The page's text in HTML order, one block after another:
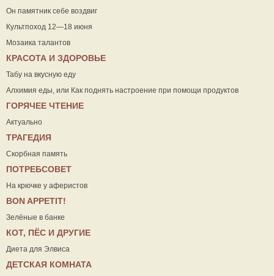
Он памятник себе воздвиг
Культпоход 12—18 июня
Мозаика талантов
КРАСОТА И ЗДОРОВЬЕ
Табу на вкусную еду
Алхимия еды, или Как поднять настроение при помощи продуктов
ГОРЯЧЕЕ ЧТЕНИЕ
Актуально
ТРАГЕДИЯ
Скорбная память
ПОТРЕБСОВЕТ
На крючке у аферистов
ВON APPETIT!
Зелёные в банке
КОТ, ПЁС И ДРУГИЕ
Диета для Элвиса
ДЕТСКАЯ КОМНАТА